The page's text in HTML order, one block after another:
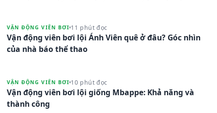
VẬN ĐỘNG VIÊN BƠI 11 phút đọc
Vận động viên bơi lội Ánh Viên quê ở đâu? Góc nhìn
của nhà báo thể thao
VẬN ĐỘNG VIÊN BƠI 10 phút đọc
Vận động viên bơi lội giống Mbappe: Khả năng và
thành công